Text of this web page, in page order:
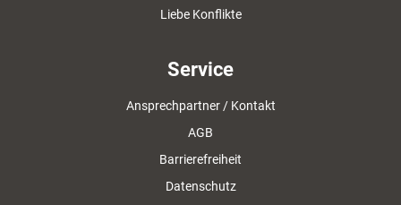
Liebe Konflikte
Service
Ansprechpartner / Kontakt
AGB
Barrierefreiheit
Datenschutz